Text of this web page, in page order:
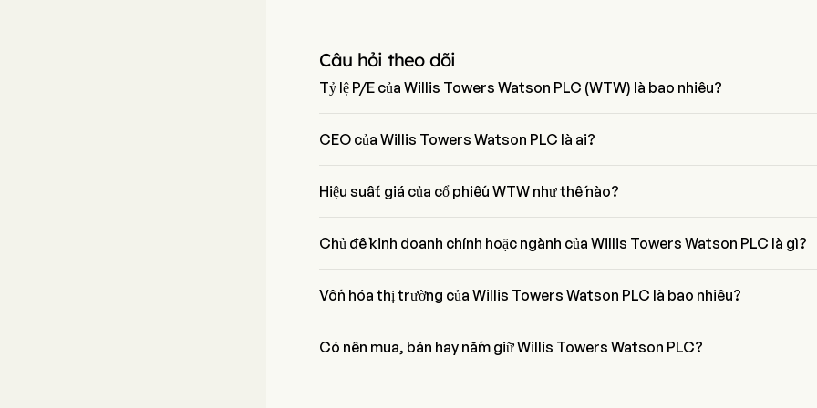
Câu hỏi theo dõi
Tỷ lệ P/E của Willis Towers Watson PLC (WTW) là bao nhiêu?
CEO của Willis Towers Watson PLC là ai?
Hiệu suất giá của cổ phiếu WTW như thế nào?
Chủ đề kinh doanh chính hoặc ngành của Willis Towers Watson PLC là gì?
Vốn hóa thị trường của Willis Towers Watson PLC là bao nhiêu?
Có nên mua, bán hay nắm giữ Willis Towers Watson PLC?